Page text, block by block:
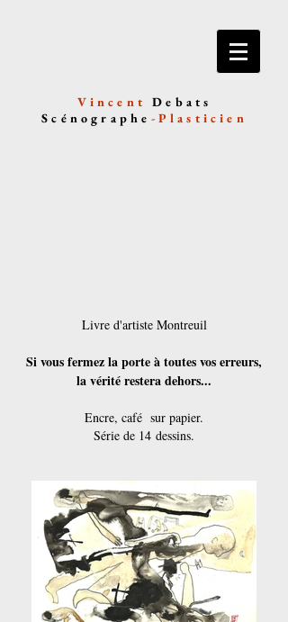
VincentDebats
Scénographe - Plasticien
Livre d'artiste Montreuil
Si vous fermez la porteà toutes vos erreurs,
la vérité restera dehors...
Encre, café sur papier.
Série de 14 dessins.